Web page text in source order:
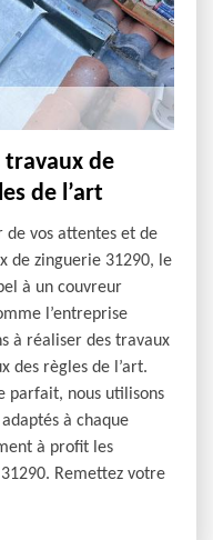
travaux de
de l’art
vos attentes et de
de zinguerie 31290, le
à un couvreur
l’entreprise
à réaliser des travaux
des règles de l’art.
parfait, nous utilisons
à chaque
à profit les
Remettez votre